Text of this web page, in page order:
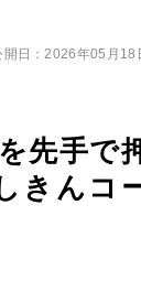
先手で
きんコ
開日：2026年05月18